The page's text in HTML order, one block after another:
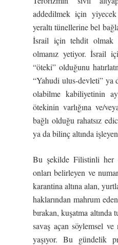
addedilmek için
yeraltı tünellerine bel
İsrail için tehdit olmak
olmanız yetiyor. İsrail
“öteki” olduğunu
“Yahudi ulus-devleti” ya
olabilme kabiliyetinin
ötekinin varlığına ve/
bağlı olduğu rahatsız
ya da bilinç altında
Bu şekilde Filistinli her
onları belirleyen ve
karantina altına alan,
haklarından mahrum
bırakan, kuşatma altında
savaş açan söylemsel
yaşıyor. Bu gündelik